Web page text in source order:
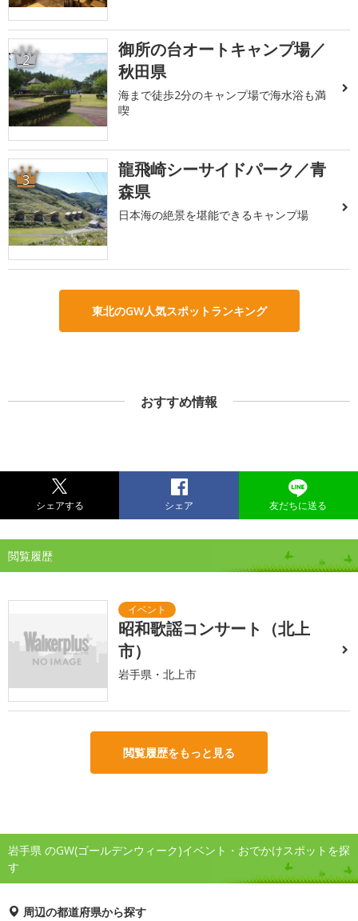
2
御所の台オートキャンプ場／
秋田県
海まで徒歩2分のキャンプ場で海水浴も満
喫
3
龍飛崎シーサイドパーク／青
森県
日本海の絶景を堪能できるキャンプ場
東北のGW人気スポットランキング
おすすめ情報
シェアする シェア 友だちに送る
閲覧履歴
昭和歌謡コンサート（北上
市）
岩手県・北上市
閲覧履歴をもっと見る
岩手県 のGW(ゴールデンウィーク)イベント・おでかけスポットを探
す
周辺の都道府県から探す